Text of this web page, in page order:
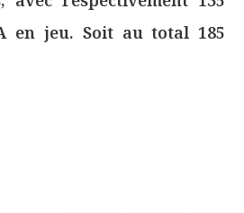
en jeu. Soit au total 185